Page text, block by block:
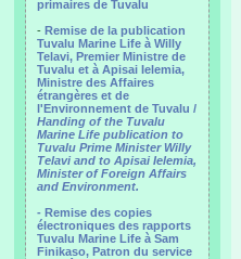
primaires de Tuvalu
- Remise de la publication
Tuvalu Marine Life à Willy
Telavi, Premier Ministre de
Tuvalu et à Apisai Ielemia,
Ministre des Affaires
étrangères et de
l'Environnement de Tuvalu /
Handing of the Tuvalu
Marine Life publication to
Tuvalu Prime Minister Willy
Telavi and to Apisai Ielemia,
Minister of Foreign Affairs
and Environment.
- Remise des copies
électroniques des rapports
Tuvalu Marine Life à Sam
Finikaso, Patron du service